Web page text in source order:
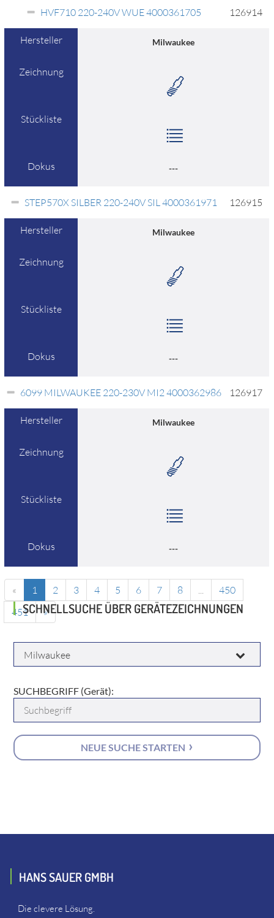
HVF710 220-240V WUE 4000361705 126914
Hersteller Milwaukee
Zeichnung
Stückliste
Dokus ---
STEP570X SILBER 220-240V SIL 4000361971 126915
Hersteller Milwaukee
Zeichnung
Stückliste
Dokus ---
6099 MILWAUKEE 220-230V MI2 4000362986 126917
Hersteller Milwaukee
Zeichnung
Stückliste
Dokus ---
« 1 2 3 4 5 6 7 8 ...
450
451
»
SCHNELLSUCHE ÜBER GERÄTEZEICHNUNGEN
HERSTELLER:
SUCHBEGRIFF (Gerät):
NEUE SUCHE STARTEN
HANS SAUER GMBH
Die clevere Lösung.